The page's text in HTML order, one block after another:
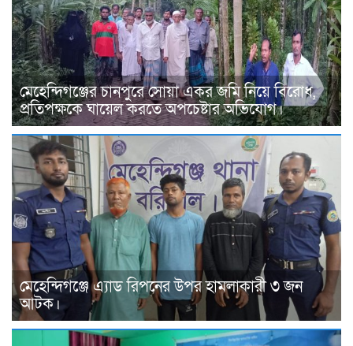
মেহেন্দিগঞ্জের চানপুরে সোয়া একর জমি নিয়ে বিরোধ,
প্রতিপক্ষকে ঘায়েল করতে অপচেষ্টার অভিযোগ।
মেহেন্দিগঞ্জে এ্যাড রিপনের উপর হামলাকারী ৩ জন
আটক।